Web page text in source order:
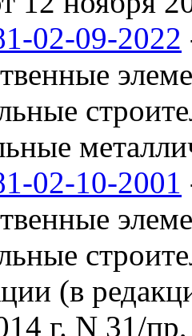
02-09-2022
02-10-2001
(в
г. N 31/